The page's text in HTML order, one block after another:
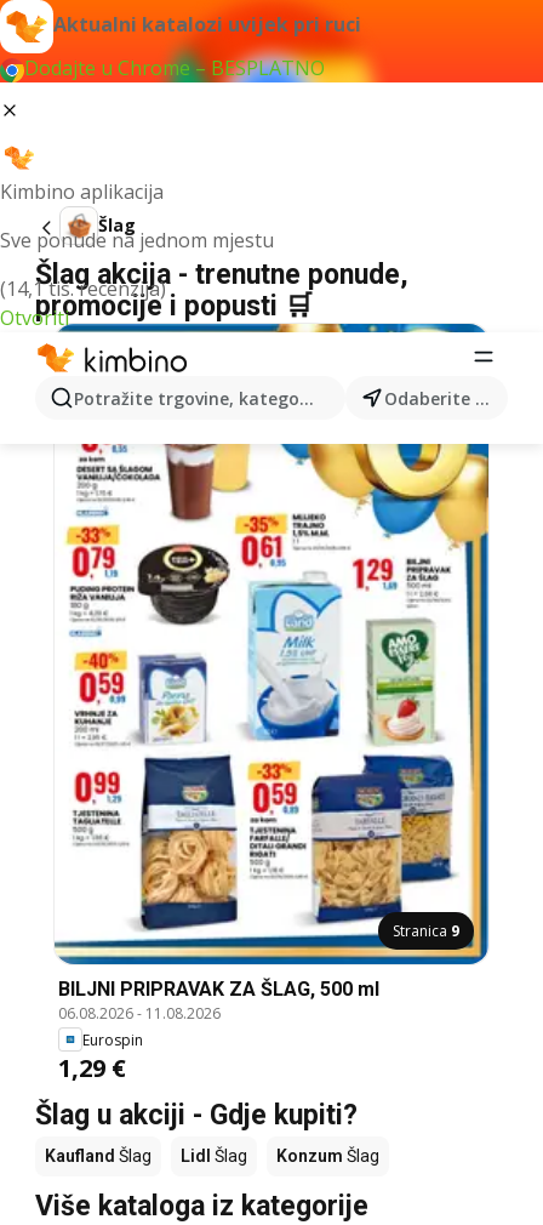
Aktualni katalozi uvijek pri ruci
Dodajte u Chrome – BESPLATNO
Kimbino aplikacija
Sve ponude na jednom mjestu
(14,1 tis. recenzija)
Otvoriti
Potražite trgovine, kategorije, proizvode... Odaberite grad
Šlag
Šlag akcija - trenutne ponude,
promocije i popusti 🛒
Stranica 9
BILJNI PRIPRAVAK ZA ŠLAG, 500 ml
06.08.2026- 11.08.2026
Eurospin
1,29 €
Šlag u akciji - Gdje kupiti?
Kaufland Šlag Lidl Šlag Konzum Šlag
Više kataloga iz kategorije